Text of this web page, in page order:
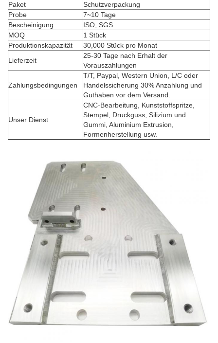
Paket
Schutzverpackung
Probe
7~10 Tage
Bescheinigung
ISO, SGS
MOQ
1 Stück
Produktionskapazität
30,000 Stück pro Monat
Lieferzeit
25-30 Tage nach Erhalt der
Vorauszahlungen
Zahlungsbedingungen
T/T, Paypal, Western Union, L/C oder
Handelssicherung 30% Anzahlung und
Guthaben vor dem Versand.
Unser Dienst
CNC-Bearbeitung, Kunststoffspritze,
Stempel, Druckguss, Silizium und
Gummi, Aluminium Extrusion,
Formenherstellung usw.